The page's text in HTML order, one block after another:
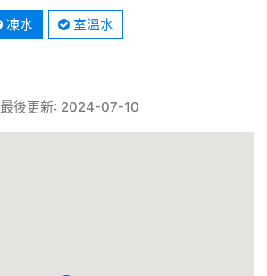
凍水 室溫水
最後更新: 2024-07-10